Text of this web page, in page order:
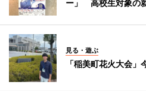
ー」 高校生対象の
見る・遊ぶ
「稲美町花火大会